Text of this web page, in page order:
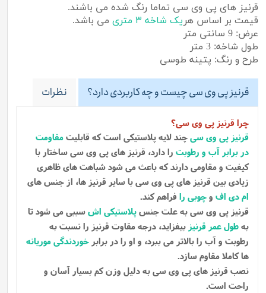
قرنیز های پی وی سی تماما رنگ شده می باشند.
قیمت بر اساس هر یک شاخه ۳ متری
می باشد.
عرض: 9 سانتی متر
طول شاخه: 3 متر
طرح و رنگ: پتینه طوسی
قرنیز پی وی سی چیست و چه کاربردی دارد؟ نظرات
چرا قرنیز پی وی سی؟
قرنیز پی وی سیچند لایه پلاستیکی است که قابلیتمقاومت
در برابر آب و رطوبت را دارد، قرنیز های پی وی سی ساختار با
کیفیت و مقاومی دارند که باعث می شود شباهت های ظاهری
زیادی بین قرنیز های پی وی سی با سایر قرنیز ها، از جنس های
ام دی اف وچوبی را فراهم کند.
قرنیز پی وی سی به علت جنسپلاستیکی اشسببی می شود تا
بهطول عمر قرنیز بیفزاید، درجه مقاوت قرنیز را نسبت به
رطوبت و آب را بالاتر می ببرد، و او را در برابر خوردندگی موریانه
ها کاملا مقاوم سازد.
نصب قرنیز های پی وی سی به دلیل وزن کم بسیار آسان و
راحت است.